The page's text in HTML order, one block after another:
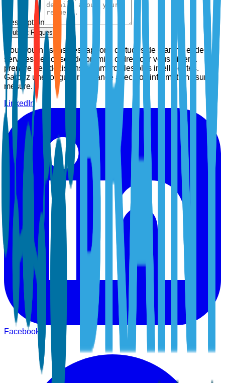
Description
Submit Request
Nous fournissons des rapports d'études de marché et des
services de conseil de premier ordre pour vous aider à
prendre des décisions commerciales plus intelligentes.
Gardez une longueur d'avance avec nos informations sur
mesure.
LinkedIn
Facebook